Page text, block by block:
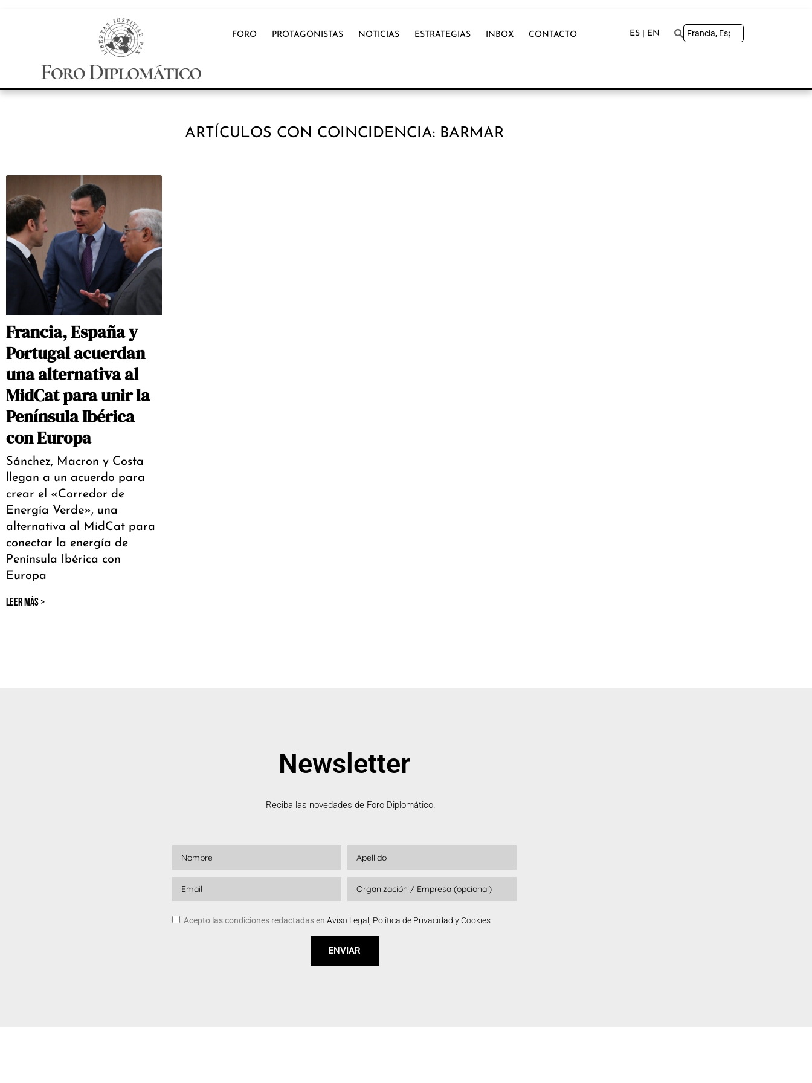
FORO PROTAGONISTAS NOTICIAS ESTRATEGIAS INBOX CONTACTO ES | EN
ARTÍCULOS CON COINCIDENCIA: BARMAR
Francia, España y
Portugal acuerdan
una alternativa al
MidCat para unir la
Península Ibérica
con Europa
Sánchez, Macron y Costa
llegan a un acuerdo para
crear el «Corredor de
Energía Verde», una
alternativa al MidCat para
conectar la energía de
Península Ibérica con
Europa
LEER MÁS >
Newsletter
Reciba las novedades de Foro Diplomático.
Acepto las condiciones redactadas en Aviso Legal, Política de Privacidad y Cookies
ENVIAR